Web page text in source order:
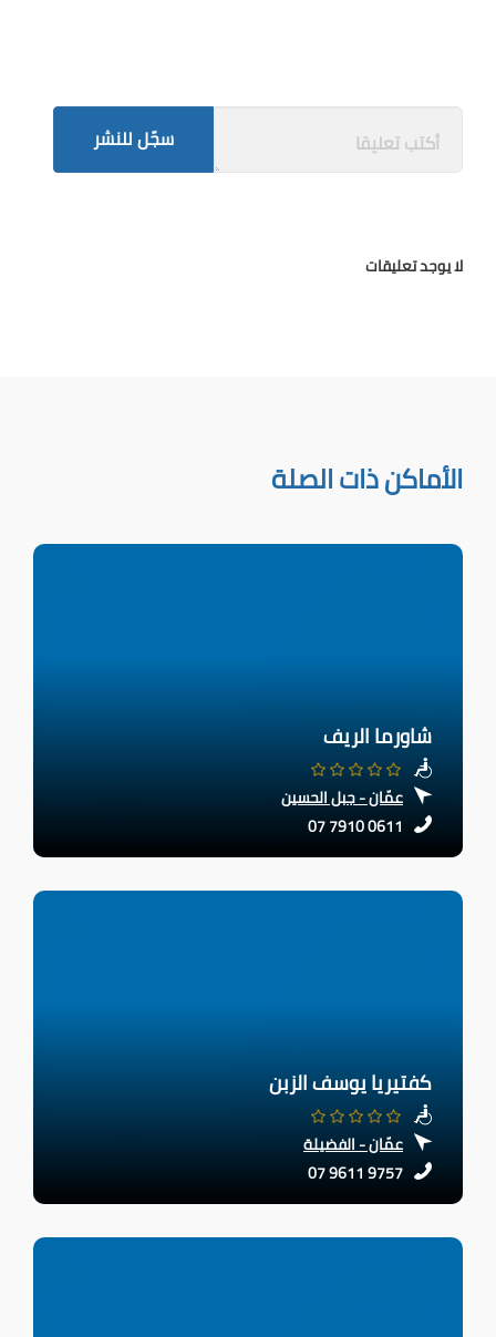
سجّل للنشر
لا يوجد تعليقات
الأماكن ذات الصلة
شاورما الريف
عمّان - جبل الحسين
07 7910 0611
كفتيريا يوسف الزبن
عمّان - الفضيلة
07 9611 9757